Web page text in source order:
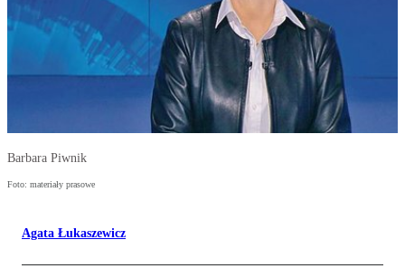
Barbara Piwnik
Foto: materiały prasowe
Agata Łukaszewicz